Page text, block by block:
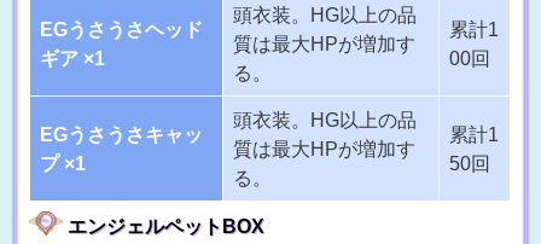
EGうさうさヘッド
ギア ×1
頭衣装。HG以上の品
質は最大HPが増加す
る。
累計1
00回
EGうさうさキャッ
プ ×1
頭衣装。HG以上の品
質は最大HPが増加す
る。
累計1
50回
エンジェルペットBOX